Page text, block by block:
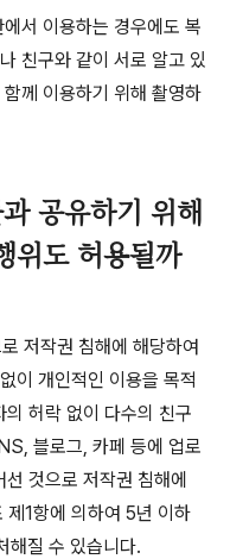
서 이용하는 경우에도 복
친구와 같이 서로 알고 있
께 이용하기 위해 촬영하
공유하기 위해
위도 허용될까
저작권 침해에 해당하여
이 개인적인 이용을 목적
허락 없이 다수의 친구
블로그, 카페 등에 업로
것으로 저작권 침해에
제 1항에 의하여 5년 이하
해질 수 있습니다.